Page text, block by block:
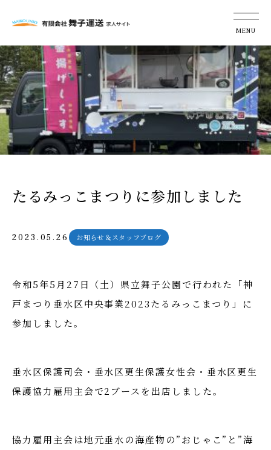
たるみっこまつりに参加しました
2023.05.26 お知らせ＆スタッフブログ
令和5年5月27日（土）県立舞子公園で行われた「神
戸まつり垂水区中央事業2023たるみっこまつり」に
参加しました。
垂水区保護司会・垂水区更生保護女性会・垂水区更生
保護協力雇用主会で2ブースを出店しました。
協力雇用主会は地元垂水の海産物の”おじゃこ”と”海